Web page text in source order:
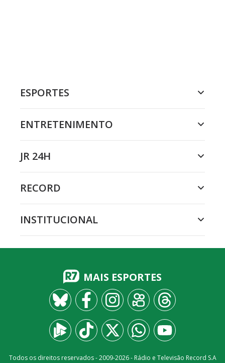
ESPORTES
ENTRETENIMENTO
JR 24H
RECORD
INSTITUCIONAL
MAIS ESPORTES
Todos os direitos reservados - 2009-2026- Rádio e Televisão Record S.A